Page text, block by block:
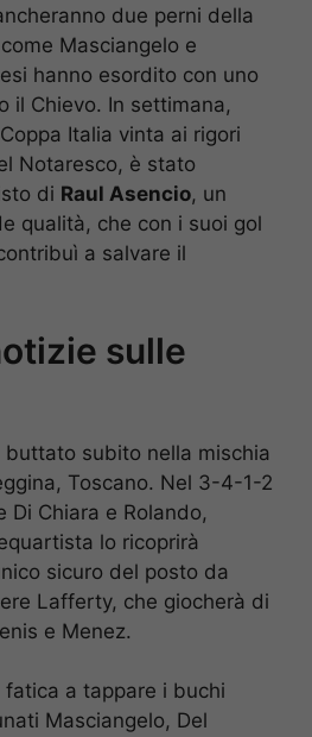
due perni della
Masciangelo e
hanno esordito con uno
il Chievo. In settimana,
Italia vinta ai rigori
Notaresco, è stato
di Raul Asencio, un
qualità, che con i suoi gol
a salvare il
sulle
buttato subito nella mischia
Toscano. Nel 3-4-1-2
Di Chiara e Rolando,
lo ricoprirà
sicuro del posto da
Lafferty, che giocherà di
e Menez.
fatica a tappare i buchi
Masciangelo, Del